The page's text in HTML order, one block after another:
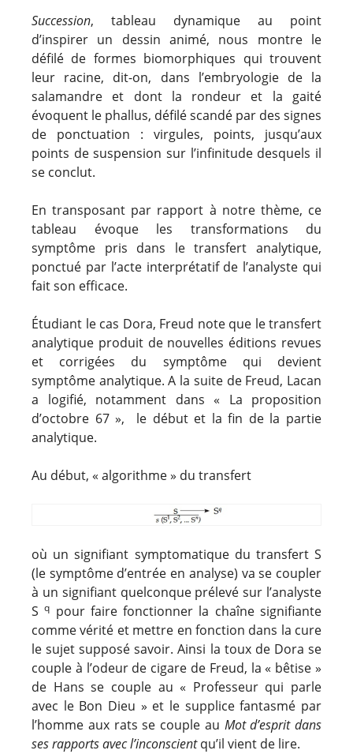
Succession, tableau dynamique au point
d’inspirer un dessin animé, nous montre le
défilé de formes biomorphiques qui trouvent
leur racine, dit-on, dans l’embryologie de la
salamandre et dont la rondeur et la gaité
évoquent le phallus, défilé scandé par des signes
de ponctuation : virgules, points, jusqu’aux
points de suspension sur l’infinitude desquels il
se conclut.
En transposant par rapport à notre thème, ce
tableau évoque les transformations du
symptôme pris dans le transfert analytique,
ponctué par l’acte interprétatif de l’analyste qui
fait son efficace.
Étudiant le cas Dora, Freud note que le transfert
analytique produit de nouvelles éditions revues
et corrigées du symptôme qui devient
symptôme analytique. A la suite de Freud, Lacan
a logifié, notamment dans « La proposition
d’octobre 67 », le début et la fin de la partie
analytique.
Au début, « algorithme » du transfert
où un signifiant symptomatique du transfert S
(le symptôme d’entrée en analyse) va se coupler
à un signifiant quelconque prélevé sur l’analyste
Sq pour faire fonctionner la chaîne signifiante
comme vérité et mettre en fonction dans la cure
le sujet supposé savoir. Ainsi la toux de Dora se
couple à l’odeur de cigare de Freud, la « bêtise »
de Hans se couple au « Professeur qui parle
avec le Bon Dieu » et le supplice fantasmé par
l’homme aux rats se couple au Mot d’esprit dans
ses rapports avec l’inconscientqu’il vient de lire.